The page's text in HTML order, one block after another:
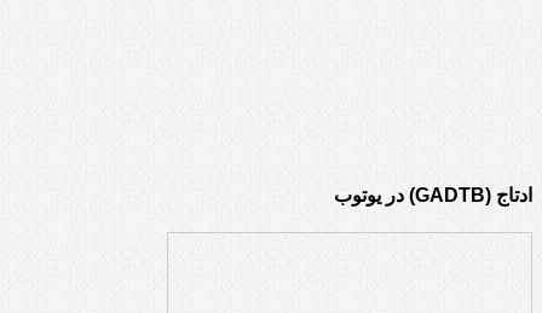
ادتاج (GADTB) در یوتوب